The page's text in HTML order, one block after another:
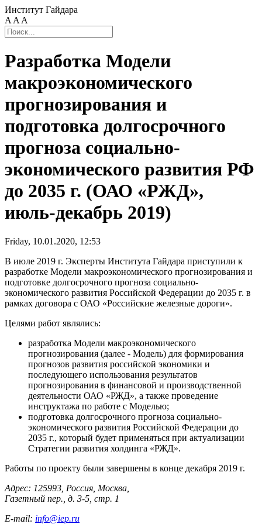
Институт Гайдара
A A A
Разработка Модели
макроэкономического
прогнозирования и
подготовка долгосрочного
прогноза социально-
экономического развития РФ
до 2035 г. (ОАО «РЖД»,
июль-декабрь 2019)
Friday, 10.01.2020, 12:53
В июле 2019 г. Эксперты Института Гайдара приступили к
разработке Модели макроэкономического прогнозирования и
подготовке долгосрочного прогноза социально-
экономического развития Российской Федерации до 2035 г. в
рамках договора с ОАО «Российские железные дороги».
Целями работ являлись:
разработка Модели макроэкономического
прогнозирования (далее - Модель) для формирования
прогнозов развития российской экономики и
последующего использования результатов
прогнозирования в финансовой и производственной
деятельности ОАО «РЖД», а также проведение
инструктажа по работе с Моделью;
подготовка долгосрочного прогноза социально-
экономического развития Российской Федерации до
2035 г., который будет применяться при актуализации
Стратегии развития холдинга «РЖД».
Работы по проекту были завершены в конце декабря 2019 г.
Адрес: 125993, Россия, Москва,
Газетный пер., д. 3-5, стр. 1
E-mail: info@iep.ru